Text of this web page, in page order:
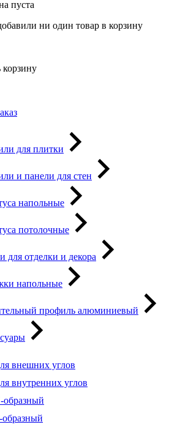
пуста
ни один товар в корзину
для плитки
и панели для стен
напольные
потолочные
для отделки и декора
напольные
профиль алюминиевый
внешних углов
внутренних углов